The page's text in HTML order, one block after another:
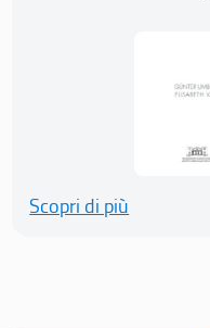
Scopri di più